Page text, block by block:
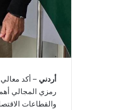
أردني – أكد
رمزي المجالي
والقطاعات